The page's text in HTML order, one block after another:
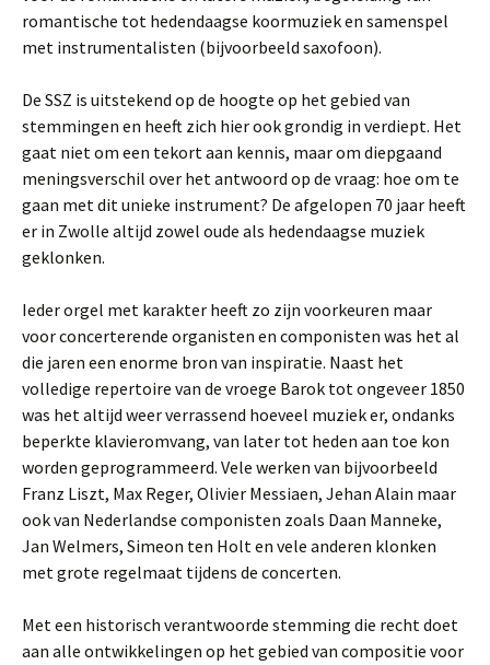
romantische tot hedendaagse koormuziek en samenspel
met instrumentalisten (bijvoorbeeld saxofoon).
De SSZ is uitstekend op de hoogte op het gebied van
stemmingen en heeft zich hier ook grondig in verdiept. Het
gaat niet om een tekort aan kennis, maar om diepgaand
meningsverschil over het antwoord op de vraag: hoe om te
gaan met dit unieke instrument? De afgelopen 70 jaar heeft
er in Zwolle altijd zowel oude als hedendaagse muziek
geklonken.
Ieder orgel met karakter heeft zo zijn voorkeuren maar
voor concerterende organisten en componisten was het al
die jaren een enorme bron van inspiratie. Naast het
volledige repertoire van de vroege Barok tot ongeveer 1850
was het altijd weer verrassend hoeveel muziek er, ondanks
beperkte klavieromvang, van later tot heden aan toe kon
worden geprogrammeerd. Vele werken van bijvoorbeeld
Franz Liszt, Max Reger, Olivier Messiaen, Jehan Alain maar
ook van Nederlandse componisten zoals Daan Manneke,
Jan Welmers, Simeon ten Holt en vele anderen klonken
met grote regelmaat tijdens de concerten.
Met een historisch verantwoorde stemming die recht doet
aan alle ontwikkelingen op het gebied van compositie voor